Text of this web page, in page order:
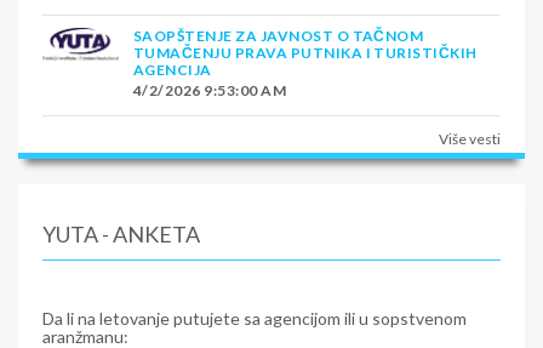
SAOPŠTENJE ZA JAVNOST O TAČNOM
TUMAČENJU PRAVA PUTNIKA I TURISTIČKIH
AGENCIJA
4/2/2026 9:53:00 AM
Više vesti
YUTA - ANKETA
Da li na letovanje putujete sa agencijom ili u sopstvenom
aranžmanu: